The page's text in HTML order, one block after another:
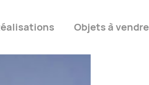
Objets à vendre